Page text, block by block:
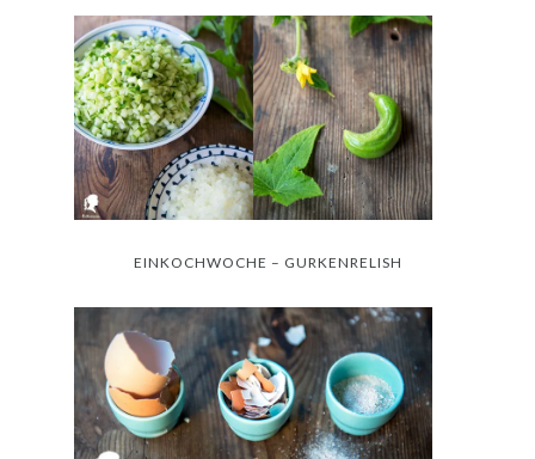
EINKOCHWOCHE – GURKENRELISH